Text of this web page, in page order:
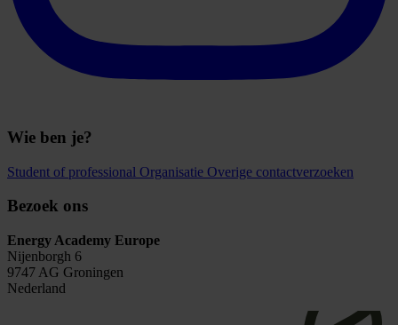
Wie ben je?
Student of professional Organisatie Overige contactverzoeken
Bezoek ons
Energy Academy Europe
Nijenborgh 6
9747 AG Groningen
Nederland